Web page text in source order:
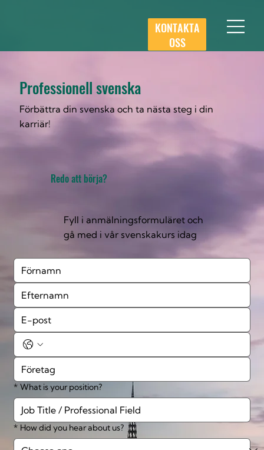
KONTAKTA
OSS
Professionell svenska
Förbättra din svenska och ta nästa steg i din
karriär!
Redo att börja?
Fyll i anmälningsformuläret och
gå med i vår svenskakurs idag
* What is your position?
* How did you hear about us?